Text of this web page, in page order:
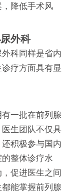
降低手术风
外科
科同样是省内
疗方面具有显
一批在前列腺
生团队不仅具
积极参与国内
整体诊疗水
促进医生之间
能掌握前列腺